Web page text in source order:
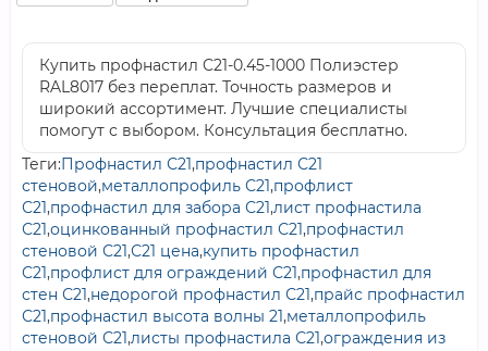
Купить профнастил C21-0.45-1000 Полиэстер
RAL8017 без переплат. Точность размеров и
широкий ассортимент. Лучшие специалисты
помогут с выбором. Консультация бесплатно.
Теги:Профнастил С21,профнастил С21
стеновой,металлопрофиль С21,профлист
С21,профнастил для забора С21,лист профнастила
С21,оцинкованный профнастил С21,профнастил
стеновой С21,С21 цена,купить профнастил
С21,профлист для ограждений С21,профнастил для
стен С21,недорогой профнастил С21,прайс профнастил
С21,профнастил высота волны 21,металлопрофиль
стеновой С21,листы профнастила С21,ограждения из